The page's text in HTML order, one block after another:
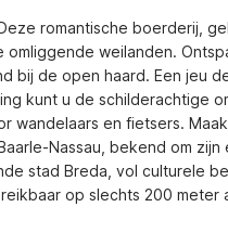
romantische boerderij,
weilanden.
bij de open haard. Een jeu
kunt u de schilderachtige
en fietsers.
Nassau, bekend om
stad Breda, vol culturele
op slechts 200